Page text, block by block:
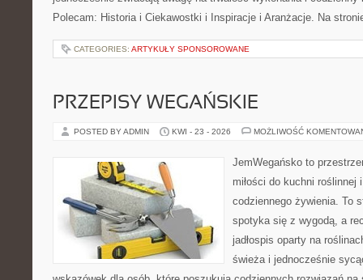
Polecam: Historia i Ciekawostki i Inspiracje i Aranżacje. Na
CATEGORIES: ARTYKUŁY SPONSOROWANE
PRZEPISY WEGAŃSKIE
POSTED BY ADMIN KWI - 23 - 2026 MOŻLIWOŚĆ
JemWegańsko to
miłości do kuchni roślinnej
codziennego żywienia. To
spotyka się z wygodą, a
jadłospis oparty na
świeża i jednocześnie